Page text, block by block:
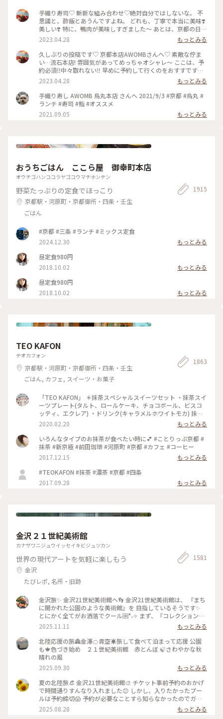
手織り寿司♡ 斬新な組み合わせ♡絶対自分ではしないな。 不
思議と、酢飯とあうんですよね。 どれも、丁寧で本当に美味❣️
美しい❣️ 特に、鴨肉が美味しすぎました〜 あとは、京都の日本
酒🍶♡ 素敵時間でした〜 #わたしのことりっぷ旅 #AWOMB #
京都 #烏丸本店 #手織り寿司
2023.04.28
もっとみる
久しぶりの投稿です♡ 京都本店AWOMBさんへ♡ 素敵な佇ま
い…流石本店! 雰囲気があってめっちゃオシャレ〜 ここは、予
約必須‼︎中々取れない‼︎ 早めに予約して行くのをおすすです♡
GW人すごそうですね… #京都 #AWOMB #烏丸本店 #手織り寿
司
2023.04.28
もっとみる
手織り寿し AWOMB 烏丸本店 さんへ 2021/9/3 #京都 #烏丸 #
ランチ #寿司 #鮨 #オススメ
2021.09.05
もっとみる
おうちごはん ここら屋 御幸町本店
オウチゴハンココラヤゴコウマチホンテン
野菜たっぷりの定食でほっこり
京都駅・河原町・京都御所・四条・壬生
ごはん
1915
#京都 #三条 #ランチ #ミックス定食
2024.12.30
もっとみる
昼定食980円
2018.10.02
もっとみる
昼定食980円
2018.10.02
もっとみる
TEO KAFON
テオカフォン
京都駅・河原町・京都御所・四条・壬生
ごはん, カフェ, スイーツ・お菓子
1863
「TEO KAFON」 ＊抹茶スペシャルスイーツセット ・抹茶スイ
ーツプレート(タルト、ロールケーキ、チョコボール、ビスコ
ッティ、エクレア) ・ドリンク(キャラメルホワイトモカ) 抹茶
三昧出来て大満足したそうです。 フォークを2本用意して頂い
たのですが、娘一人で完食でした。 #TEO KAFON#抹茶三昧#
プチことりっぷ京都#冬のおでかけ
2020.02.20
もっとみる
いろんなタイプのお抹茶が食べたい時に💕 #ことりっぷ京都 #
抹茶 #新京極 #前田珈琲 #河原町 #京都 #カフェ #コーヒー
2017.12.15
もっとみる
#TEOKAFON #抹茶 #濃茶 #京都 #四条
2017.09.28
もっとみる
金沢２１世紀美術館
カナザワニジュウイッセイキビジュツカン
世界の現代アートを気軽に楽しもう
金沢
たびレポ, 名所・旧跡
1581
金沢旅✨ 金沢21世紀美術館へ👣 金沢21世紀美術館は、 『まち
に開かれた公園のような美術館』を 目指しているそうです✨
とにかく全てがお洒落でクール🆒°˖✧ まず、『コレクション展
2 文字の可能性』を鑑賞。 現代アート作品における「文字」
の表現に 焦点を当てて、文字が持つ可能性を 絵画、版画、
書、陶芸、映像など 様々な形式の作品を通して探求していま
す。 文字に関して多角的な視点から見た作品の数々、 こうい
う見方もあるんだ！と とても興味深かったです✨ また、
『SIDE CORE Living road, Living space / 生きている道、生き
るための場所』も鑑賞。 これは、アートチームSIDE COREの
展覧会で、 「道」や「移動」をテーマに、 ストリートカルチ
ャーの視点から 「異なる場所をつなぐ表現」、 「生きるため
の場所」を 美術館の中に創出することを目指しているそう✨
様々な角度から道や移動を見ている作品、 一体感もあってと
っても面白かったです！ 一日中いても楽しめる とっても素敵
2025.11.11
もっとみる
北陸応援の旅🏯金澤🍊青空☀️旅して食べて泊まって応援 公園
も🍁色づき始め ２１世紀美術館 赤とんぼ 🍃さわやかな秋
晴れの風
2025.09.30
もっとみる
夏の北陸旅👒 金沢21世紀美術館🎨‎ チケット事前予約のおかげ
で時間通りすんなり入れました😊 しかし、入りたかったプー
ルは予約締切😱 予約が必要なことすら知らなかったのでガッ
カリ💧 そうですよね、人気の美術館ですものね… そして雨の
ため、屋外でプールを上から覗くのも中止になっていました💧
2025.08.28 もっとみる